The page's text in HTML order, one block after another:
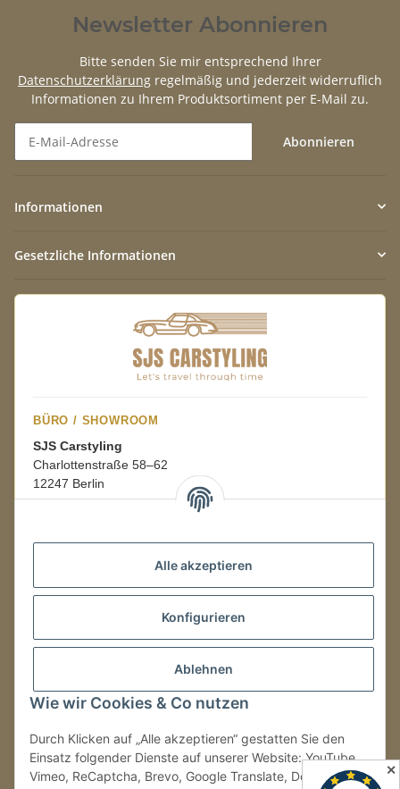
Alle akzeptieren
Konfigurieren
Ablehnen
Wie wir Cookies & Co nutzen
Durch Klicken auf „Alle akzeptieren“ gestatten Sie den
Einsatz folgender Dienste auf unserer Website: YouTube,
Vimeo, ReCaptcha, Brevo, Google Translate, Doofinder.
Newsletter Abonnieren
Bitte senden Sie mir entsprechend Ihrer
Datenschutzerklärung regelmäßig und jederzeit widerruflich
Informationen zu Ihrem Produktsortiment per E-Mail zu.
Abonnieren
Informationen
Gesetzliche Informationen
BÜRO / SHOWROOM
SJS Carstyling
Charlottenstraße 58–62
12247 Berlin
08:00–16:00 Uhr
LAGER / RETOUREN
Packmonster Fulfillment
SJS Carstyling Lager
Retouren ausschließlich an diese Adresse.
Tel.:+49 (0) 30 36417228
✕